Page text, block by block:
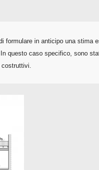
formulare in anticipo una stima
questo caso specifico, sono